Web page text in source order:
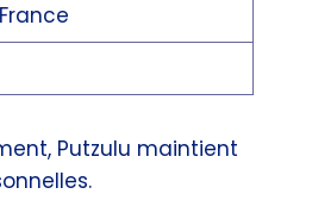
Putzulu maintient